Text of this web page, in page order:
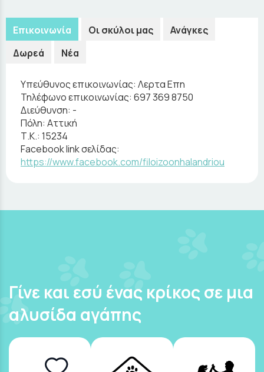
Επικοινωνία Οι σκύλοι μας
Ανάγκες
Δωρεά
Νέα
Υπεύθυνος επικοινωνίας: Λερτα Επη
Τηλέφωνο επικοινωνίας: 697 369 8750
Διεύθυνση: -
Πόλη: Αττική
Τ.Κ.: 15234
Facebook link σελίδας:
https://www.facebook.com/filoizoonhalandriou
Γίνε και εσύ ένας κρίκος σε μια
αλυσίδα αγάπης